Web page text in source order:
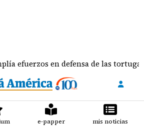
en defensa de las tortugas
e-papper mis noticias